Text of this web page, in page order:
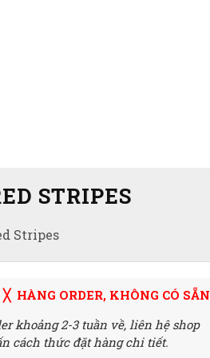
Stripes
STRIPES
╳ HÀNG ORDER, KHÔNG CÓ SẴN
khoảng 2-3 tuần về,liên hệ shop
cách thức đặt hàng chi tiết.